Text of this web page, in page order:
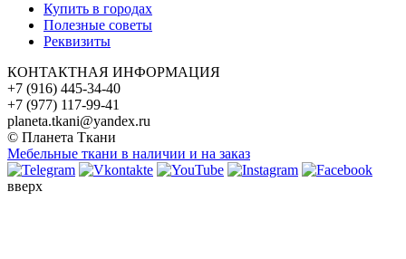
Купить в городах
Полезные советы
Реквизиты
КОНТАКТНАЯ ИНФОРМАЦИЯ
+7 (916) 445-34-40
+7 (977) 117-99-41
planeta.tkani@yandex.ru
© Планета Ткани
Мебельные ткани в наличии и на заказ
вверх